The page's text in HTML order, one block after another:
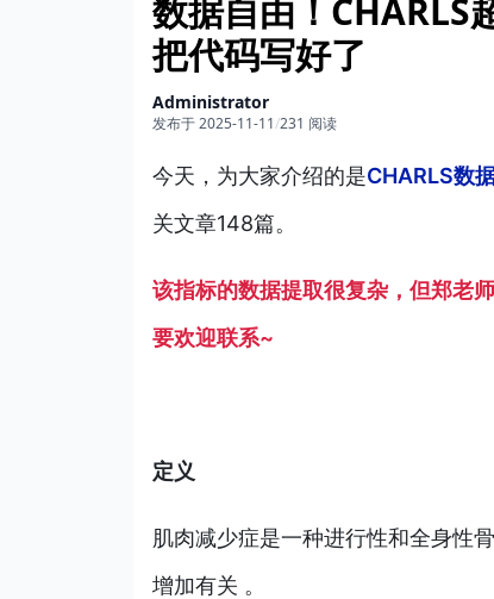
数据自由！CHARLS
把代码写好了
Administrator
发布于 2025-11-11/231 阅读
今天，为大家介绍的是CHARLS数
关文章148篇。
该指标的数据提取很复杂，但郑老
要欢迎联系~
定义
肌肉减少症是一种进行性和全身性
增加有关 。